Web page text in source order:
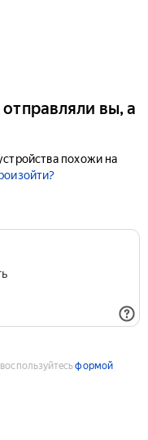
вы, а
похожи на
формой